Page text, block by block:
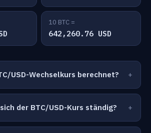
10 BTC =
642,260.76 USD
USD-Wechselkurs berechnet?
der BTC/USD-Kurs ständig?